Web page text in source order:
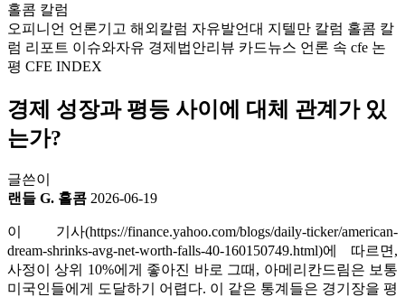
홀콤 칼럼
오피니언 언론기고 해외칼럼 자유발언대 지텔만 칼럼 홀콤 칼
럼 리포트 이슈와자유 경제법안리뷰 카드뉴스 언론 속 cfe 논
평 CFE INDEX
경제 성장과 평등 사이에 대체 관계가 있
는가?
글쓴이
랜들 G. 홀콤 2026-06-19
이 기사(https://finance.yahoo.com/blogs/daily-ticker/american-
dream-shrinks-avg-net-worth-falls-40-160150749.html)에 따르면,
사정이 상위 10%에게 좋아진 바로 그때, 아메리칸드림은 보통
미국인들에게 도달하기 어렵다. 이 같은 통계들은 경기장을 평